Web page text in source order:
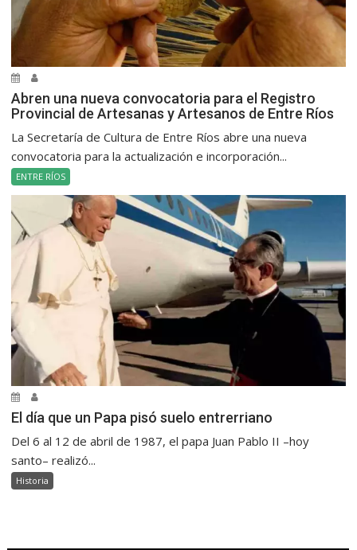
Abren una nueva convocatoria para el Registro
Provincial de Artesanas y Artesanos de Entre Ríos
La Secretaría de Cultura de Entre Ríos abre una nueva
convocatoria para la actualización e incorporación...
ENTRE RÍOS
El día que un Papa pisó suelo entrerriano
Del 6 al 12 de abril de 1987, el papa Juan Pablo II –hoy
santo– realizó...
Historia